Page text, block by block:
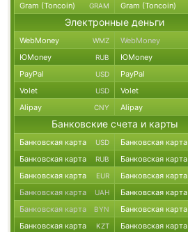
Gram (Toncoin) GRAM Gram (Toncoin)
Электронные деньги
WebMoney WMZ WebMoney
ЮMoney RUB ЮMoney
PayPal USD PayPal
Volet USD Volet
Alipay CNY Alipay
Банковские счета и карты
Банковская карта USD Банковская карта
Банковская карта RUB Банковская карта
Банковская карта EUR Банковская карта
Банковская карта UAH Банковская карта
Банковская карта BYN Банковская карта
Банковская карта KZT Банковская карта